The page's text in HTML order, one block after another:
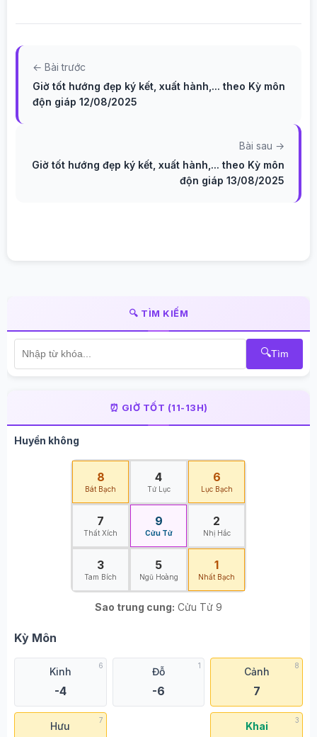
← Bài trước
Giờ tốt hướng đẹp ký kết, xuất hành,... theo Kỳ môn
độn giáp 12/08/2025
Bài sau →
Giờ tốt hướng đẹp ký kết, xuất hành,... theo Kỳ môn
độn giáp 13/08/2025
🔍 TÌM KIẾM
🔍Tìm
⏰ GIỜ TỐT (11-13H)
Huyền không
8
Bát Bạch
4
Tứ Lục
6
Lục Bạch
7
Thất Xích
9
Cửu Tử
2
Nhị Hắc
3
Tam Bích
5
Ngũ Hoàng
1
Nhất Bạch
Sao trung cung: Cửu Tử 9
Kỳ Môn
6
Kinh
-4
1
Đỗ
-6
8
Cảnh
7
7
Hưu 3
Khai